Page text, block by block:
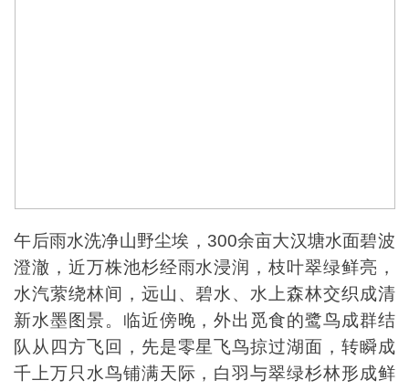
午后雨水洗净山野尘埃，300余亩大汉塘水面碧波
澄澈，近万株池杉经雨水浸润，枝叶翠绿鲜亮，
水汽萦绕林间，远山、碧水、水上森林交织成清
新水墨图景。临近傍晚，外出觅食的鹭鸟成群结
队从四方飞回，先是零星飞鸟掠过湖面，转瞬成
千上万只水鸟铺满天际，白羽与翠绿杉林形成鲜